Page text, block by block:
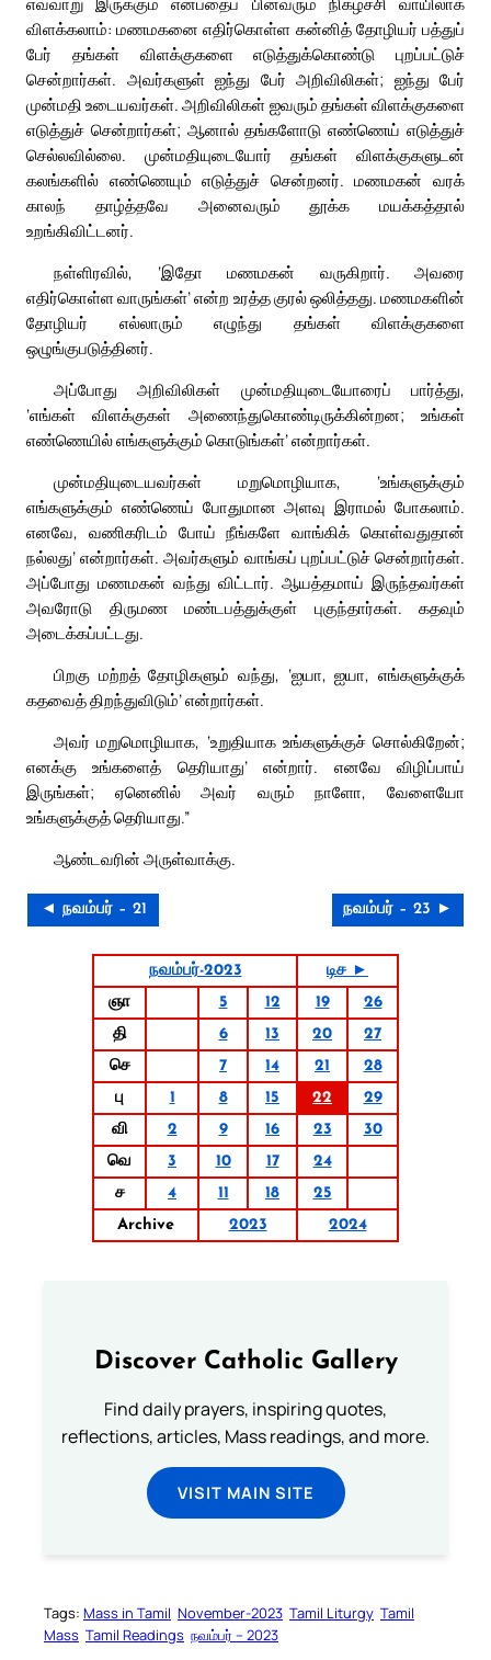
விளக்கலாம்: மணமகனை எதிர்கொள்ள கன்னித் தோழியர் பத்துப்
பேர் தங்கள் விளக்குகளை எடுத்துக்கொண்டு புறப்பட்டுச்
சென்றார்கள். அவர்களுள் ஐந்து பேர் அறிவிலிகள்; ஐந்து பேர்
முன்மதி உடையவர்கள். அறிவிலிகள் ஐவரும் தங்கள் விளக்குகளை
எடுத்துச் சென்றார்கள்; ஆனால் தங்களோடு எண்ணெய் எடுத்துச்
செல்லவில்லை. முன்மதியுடையோர் தங்கள் விளக்குகளுடன்
கலங்களில் எண்ணெயும் எடுத்துச் சென்றனர். மணமகன் வரக்
காலந் தாழ்த்தவே அனைவரும் தூக்க மயக்கத்தால்
உறங்கிவிட்டனர்.
நள்ளிரவில், ‘இதோ மணமகன் வருகிறார். அவரை
எதிர்கொள்ள வாருங்கள்’ என்ற உரத்த குரல் ஒலித்தது. மணமகளின்
தோழியர் எல்லாரும் எழுந்து தங்கள் விளக்குகளை
ஒழுங்குபடுத்தினர்.
அப்போது அறிவிலிகள் முன்மதியுடையோரைப் பார்த்து,
‘எங்கள் விளக்குகள் அணைந்துகொண்டிருக்கின்றன; உங்கள்
எண்ணெயில் எங்களுக்கும் கொடுங்கள்’ என்றார்கள்.
முன்மதியுடையவர்கள் மறுமொழியாக, ‘உங்களுக்கும்
எங்களுக்கும் எண்ணெய் போதுமான அளவு இராமல் போகலாம்.
எனவே, வணிகரிடம் போய் நீங்களே வாங்கிக் கொள்வதுதான்
நல்லது’ என்றார்கள். அவர்களும் வாங்கப் புறப்பட்டுச் சென்றார்கள்.
அப்போது மணமகன் வந்து விட்டார். ஆயத்தமாய் இருந்தவர்கள்
அவரோடு திருமண மண்டபத்துக்குள் புகுந்தார்கள். கதவும்
அடைக்கப்பட்டது.
பிறகு மற்றத் தோழிகளும் வந்து, ‘ஐயா, ஐயா, எங்களுக்குக்
கதவைத் திறந்துவிடும்’ என்றார்கள்.
அவர் மறுமொழியாக, ‘உறுதியாக உங்களுக்குச் சொல்கிறேன்;
எனக்கு உங்களைத் தெரியாது’ என்றார். எனவே விழிப்பாய்
இருங்கள்; ஏனெனில் அவர் வரும் நாளோ, வேளையோ
உங்களுக்குத் தெரியாது.”
ஆண்டவரின் அருள்வாக்கு.
◄ நவம்பர் – 21 நவம்பர் – 23 ►
நவம்பர்-2023
டிச ►
ஞா
5 12 19
26
தி
6 13 20
27
செ
7 14 21
28
பு
1 8 15 22
29
வி
2 9 16 23
30
வெ
3 10 17
24
ச
4 11 18
25
Archive
2023 2024
Discover Catholic Gallery
Find daily prayers, inspiring quotes,
reflections, articles, Mass readings, and more.
VISIT MAIN SITE
Tags: Mass in Tamil November-2023 Tamil Liturgy Tamil
Mass Tamil Readings நவம்பர் – 2023